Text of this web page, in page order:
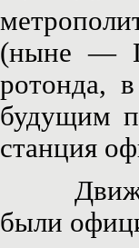
(ныне —
ротонда,
будущим
станция
были